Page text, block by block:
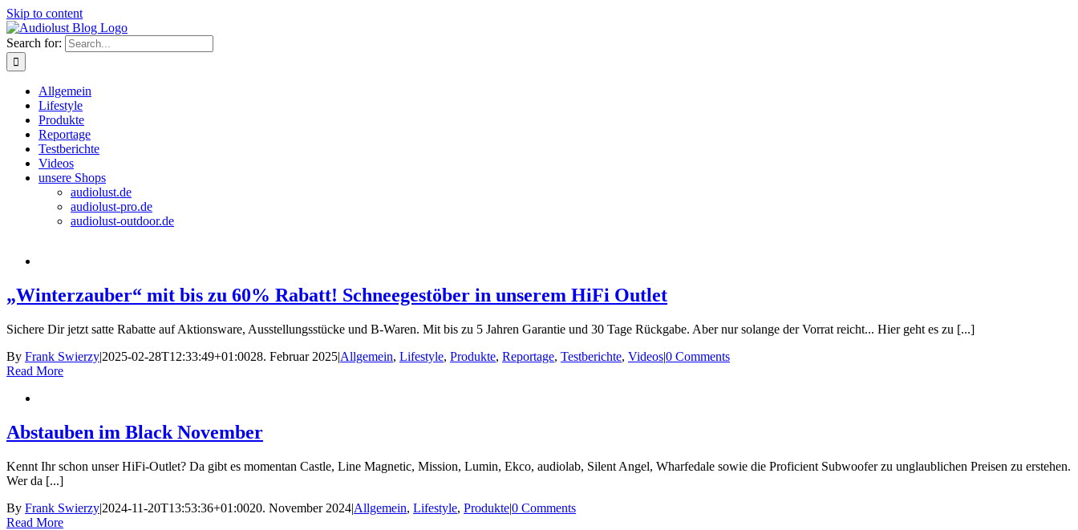
Skip to content
Search for:
Allgemein
Lifestyle
Produkte
Reportage
Testberichte
Videos
unsere Shops
audiolust.de
audiolust-pro.de
audiolust-outdoor.de
„Winterzauber“ mit bis zu 60% Rabatt! Schneegestöber in unserem HiFi Outlet
Sichere Dir jetzt satte Rabatte auf Aktionsware, Ausstellungsstücke und B-Waren. Mit bis zu 5 Jahren Garantie und 30 Tage Rückgabe. Aber nur solange der Vorrat reicht... Hier geht es zu [...]
By Frank Swierzy|2025-02-28T12:33:49+01:0028. Februar 2025|Allgemein, Lifestyle, Produkte, Reportage, Testberichte, Videos|0 Comments
Read More
Abstauben im Black November
Kennt Ihr schon unser HiFi-Outlet? Da gibt es momentan Castle, Line Magnetic, Mission, Lumin, Ekco, audiolab, Silent Angel, Wharfedale sowie die Proficient Subwoofer zu unglaublichen Preisen zu erstehen.
Wer da [...]
By Frank Swierzy|2024-11-20T13:53:36+01:0020. November 2024|Allgemein, Lifestyle, Produkte|0 Comments
Read More